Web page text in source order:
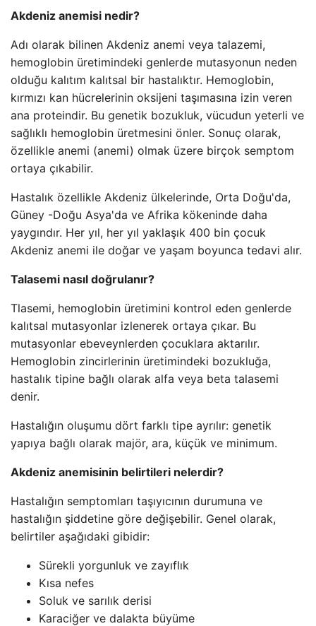
Akdeniz anemisi nedir?
Adı olarak bilinen Akdeniz anemi veya talazemi,
hemoglobin üretimindeki genlerde mutasyonun neden
olduğu kalıtım kalıtsal bir hastalıktır. Hemoglobin,
kırmızı kan hücrelerinin oksijeni taşımasına izin veren
ana proteindir. Bu genetik bozukluk, vücudun yeterli ve
sağlıklı hemoglobin üretmesini önler. Sonuç olarak,
özellikle anemi (anemi) olmak üzere birçok semptom
ortaya çıkabilir.
Hastalık özellikle Akdeniz ülkelerinde, Orta Doğu'da,
Güney -Doğu Asya'da ve Afrika kökeninde daha
yaygındır. Her yıl, her yıl yaklaşık 400 bin çocuk
Akdeniz anemi ile doğar ve yaşam boyunca tedavi alır.
Talasemi nasıl doğrulanır?
Tlasemi, hemoglobin üretimini kontrol eden genlerde
kalıtsal mutasyonlar izlenerek ortaya çıkar. Bu
mutasyonlar ebeveynlerden çocuklara aktarılır.
Hemoglobin zincirlerinin üretimindeki bozukluğa,
hastalık tipine bağlı olarak alfa veya beta talasemi
denir.
Hastalığın oluşumu dört farklı tipe ayrılır: genetik
yapıya bağlı olarak majör, ara, küçük ve minimum.
Akdeniz anemisinin belirtileri nelerdir?
Hastalığın semptomları taşıyıcının durumuna ve
hastalığın şiddetine göre değişebilir. Genel olarak,
belirtiler aşağıdaki gibidir:
Sürekli yorgunluk ve zayıflık
Kısa nefes
Soluk ve sarılık derisi
Karaciğer ve dalakta büyüme